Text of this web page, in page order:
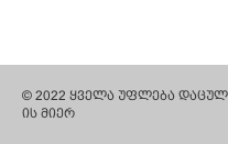
© 2022 ყველა უფლება
ის მიერ